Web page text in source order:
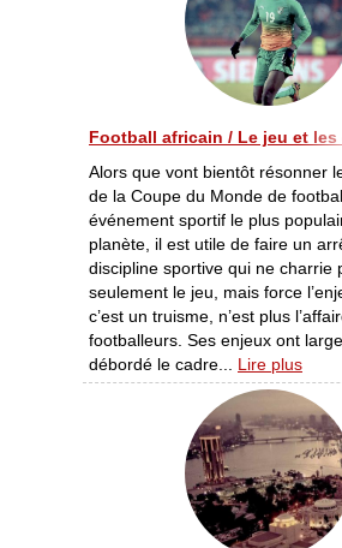
Football africain / Le jeu et les
Alors que vont bientôt résonner
de la Coupe du Monde de
événement sportif le plus
planète, il est utile de faire un
discipline sportive qui ne charrie
seulement le jeu, mais force
c’est un truisme, n’est plus
footballeurs. Ses enjeux ont
débordé le cadre... Lire plus